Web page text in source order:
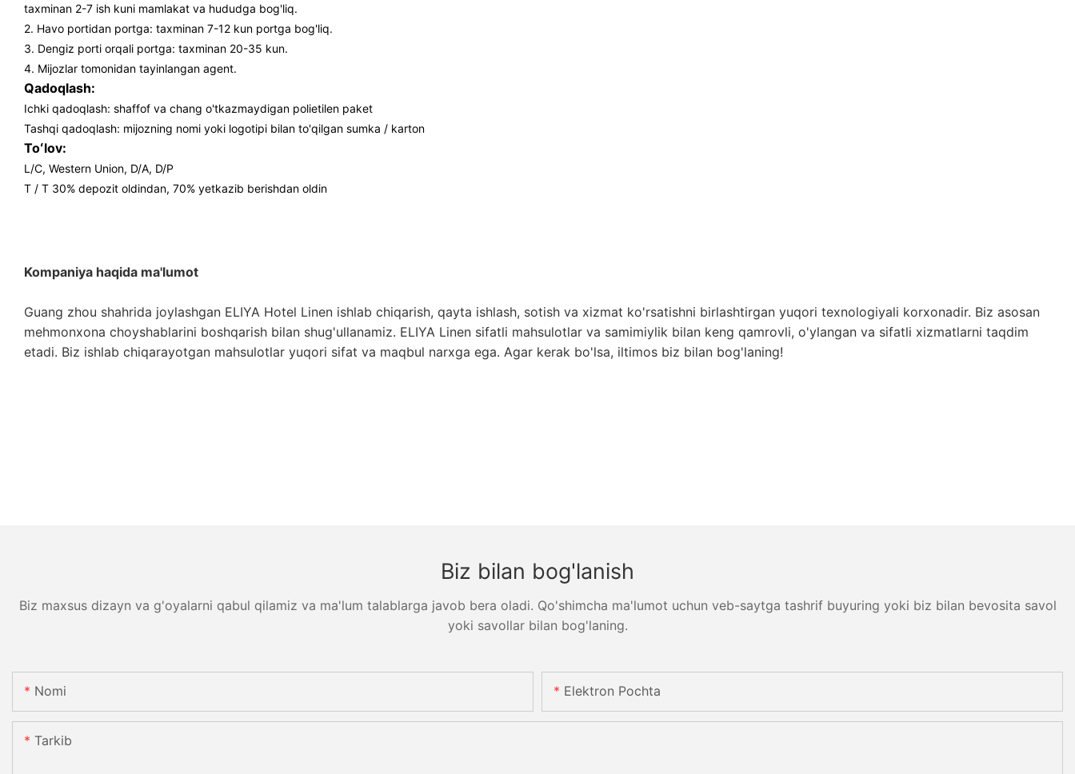
taxminan 2-7 ish kuni mamlakat va hududga bog'liq.
2. Havo portidan portga: taxminan 7-12 kun portga bog'liq.
3. Dengiz porti orqali portga: taxminan 20-35 kun.
4. Mijozlar tomonidan tayinlangan agent.
Qadoqlash:
Ichki qadoqlash: shaffof va chang o'tkazmaydigan polietilen paket
Tashqi qadoqlash: mijozning nomi yoki logotipi bilan to'qilgan sumka / karton
Toʻlov:
L/C, Western Union, D/A, D/P
T / T 30% depozit oldindan, 70% yetkazib berishdan oldin
Kompaniya haqida ma'lumot
Guang zhou shahrida joylashgan ELIYA Hotel Linen ishlab chiqarish, qayta ishlash, sotish va xizmat ko'rsatishni birlashtirgan yuqori texnologiyali korxonadir. Biz asosan
mehmonxona choyshablarini boshqarish bilan shug'ullanamiz. ELIYA Linen sifatli mahsulotlar va samimiylik bilan keng qamrovli, o'ylangan va sifatli xizmatlarni taqdim
etadi. Biz ishlab chiqarayotgan mahsulotlar yuqori sifat va maqbul narxga ega. Agar kerak bo'lsa, iltimos biz bilan bog'laning!
Biz bilan bog'lanish
Biz maxsus dizayn va g'oyalarni qabul qilamiz va ma'lum talablarga javob bera oladi. Qo'shimcha ma'lumot uchun veb-saytga tashrif buyuring yoki biz bilan bevosita savol
yoki savollar bilan bog'laning.
Nomi Elektron Pochta
Tarkib